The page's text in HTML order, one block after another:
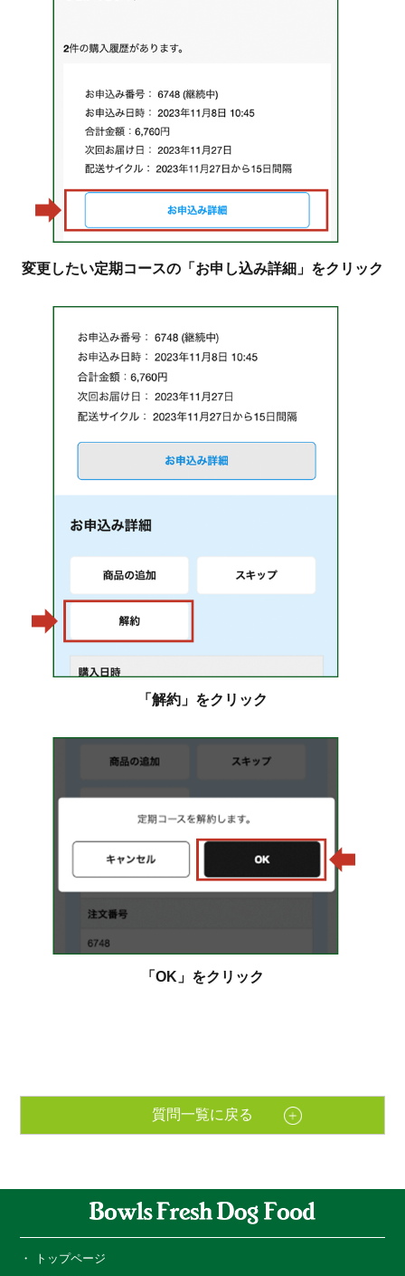
変更したい定期コースの「お申し込み詳細」をクリック
「解約」をクリック
「OK」をクリック
質問一覧に戻る
トップページ